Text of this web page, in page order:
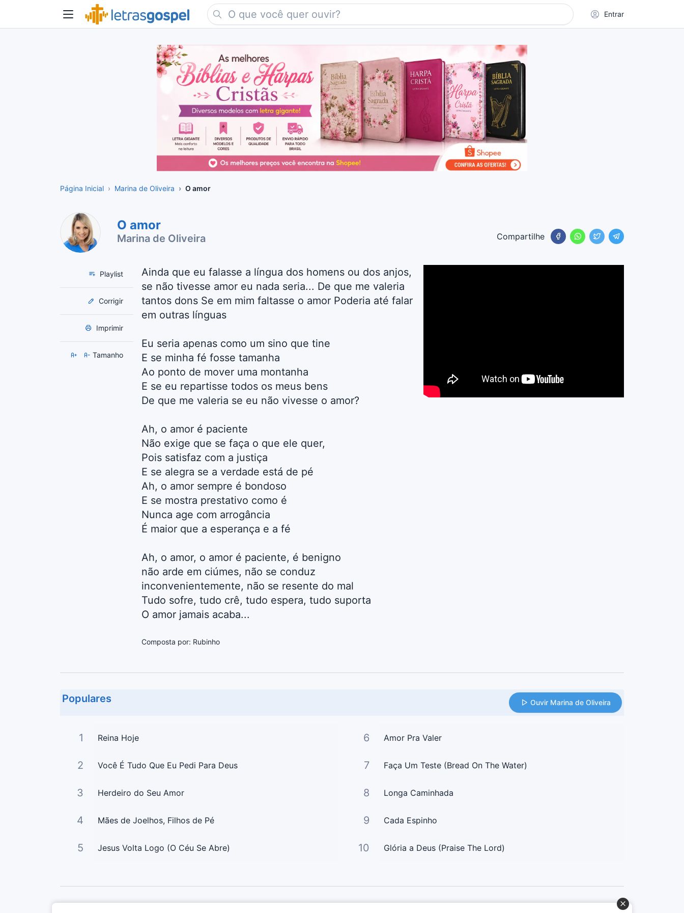
Entrar
Página Inicial Marina de Oliveira O amor
O amor
Marina de Oliveira Compartilhe
Playlist
Corrigir
Imprimir
Tamanho
Ainda que eu falasse a língua dos homens ou dos anjos,
se não tivesse amor eu nada seria... De que me valeria
tantos dons Se em mim faltasse o amor Poderia até falar
em outras línguas
Eu seria apenas como um sino que tine
E se minha fé fosse tamanha
Ao ponto de mover uma montanha
E se eu repartisse todos os meus bens
De que me valeria se eu não vivesse o amor?
Ah, o amor é paciente
Não exige que se faça o que ele quer,
Pois satisfaz com a justiça
E se alegra se a verdade está de pé
Ah, o amor sempre é bondoso
E se mostra prestativo como é
Nunca age com arrogância
É maior que a esperança e a fé
Ah, o amor, o amor é paciente, é benigno
não arde em ciúmes, não se conduz
inconvenientemente, não se resente do mal
Tudo sofre, tudo crê, tudo espera, tudo suporta
O amor jamais acaba...
Composta por: Rubinho
Populares Ouvir Marina de Oliveira
1 Reina Hoje
2 Você É Tudo Que Eu Pedi Para Deus
3 Herdeiro do Seu Amor
4 Mães de Joelhos, Filhos de Pé
5 Jesus Volta Logo (O Céu Se Abre)
6 Amor Pra Valer
7 Faça Um Teste (Bread On The Water)
8 Longa Caminhada
9 Cada Espinho
10 Glória a Deus (Praise The Lord)